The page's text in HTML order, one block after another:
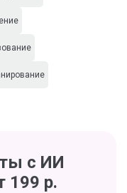
с ИИ
199 р.